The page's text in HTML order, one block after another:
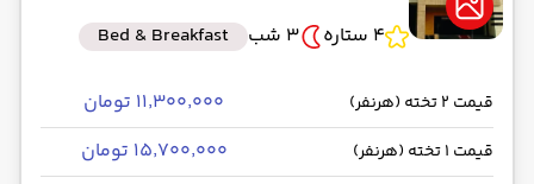
4 ستاره
3 شب Bed & Breakfast
قیمت 2 تخته (هرنفر) ۱۱٬۳۰۰٬۰۰۰ تومان
قیمت 1 تخته (هرنفر) ۱۵٬۷۰۰٬۰۰۰ تومان